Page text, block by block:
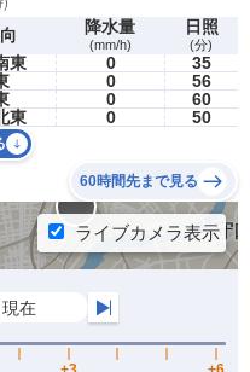
降水量
(mm/h)
日照
(分)
東 0
35
0
56
0
60
東 0 50
60時間先まで見る